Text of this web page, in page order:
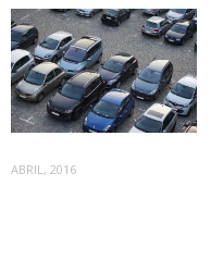
ABRIL, 2016